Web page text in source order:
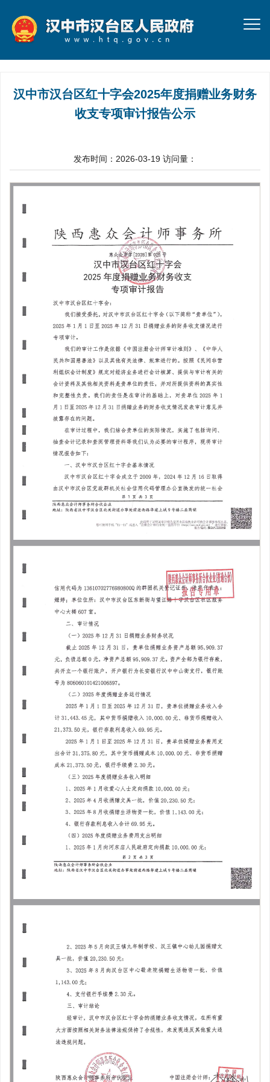
汉中市汉台区红十字会2025年度捐赠业务财务
收支专项审计报告公示
发布时间：2026-03-19 访问量：